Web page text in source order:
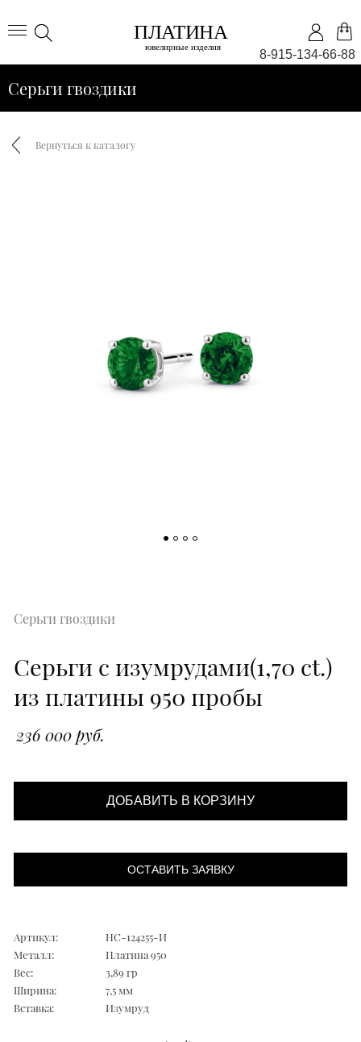
8-915-134-66-88
Серьги гвоздики
Вернуться к каталогу
Серьги гвоздики
Серьги с изумрудами(1,70 ct.)
из платины 950 пробы
236 000 руб.
ДОБАВИТЬ В КОРЗИНУ
ОСТАВИТЬ ЗАЯВКУ
Артикул:
НС-124255-И
Металл:
Платина 950
Вес:
3,89 гр
Ширина:
7,5 мм
Вставка:
Изумруд